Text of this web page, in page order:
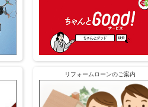
リフォームローンのご案内